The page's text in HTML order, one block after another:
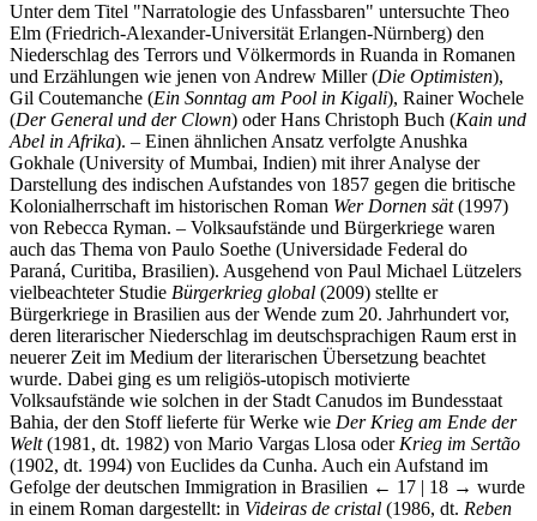
Unter dem Titel "Narratologie des Unfassbaren" untersuchte Theo
Elm (Friedrich-Alexander-Universität Erlangen-Nürnberg) den
Niederschlag des Terrors und Völkermords in Ruanda in Romanen
und Erzählungen wie jenen von Andrew Miller (Die Optimisten),
Gil Coutemanche (Ein Sonntag am Pool in Kigali), Rainer Wochele
(Der General und der Clown) oder Hans Christoph Buch (Kain und
Abel in Afrika). – Einen ähnlichen Ansatz verfolgte Anushka
Gokhale (University of Mumbai, Indien) mit ihrer Analyse der
Darstellung des indischen Aufstandes von 1857 gegen die britische
Kolonialherrschaft im historischen Roman Wer Dornen sät(1997)
von Rebecca Ryman. – Volksaufstände und Bürgerkriege waren
auch das Thema von Paulo Soethe (Universidade Federal do
Paraná, Curitiba, Brasilien). Ausgehend von Paul Michael Lützelers
vielbeachteter Studie Bürgerkrieg global (2009) stellte er
Bürgerkriege in Brasilien aus der Wende zum 20. Jahrhundert vor,
deren literarischer Niederschlag im deutschsprachigen Raum erst in
neuerer Zeit im Medium der literarischen Übersetzung beachtet
wurde. Dabei ging es um religiös-utopisch motivierte
Volksaufstände wie solchen in der Stadt Canudos im Bundesstaat
Bahia, der den Stoff lieferte für Werke wie Der Krieg am Ende der
Welt(1981, dt. 1982) von Mario Vargas Llosa oder Krieg im Sertão
(1902, dt. 1994) von Euclides da Cunha. Auch ein Aufstand im
Gefolge der deutschen Immigration in Brasilien ← 17 | 18 → wurde
in einem Roman dargestellt: in Videiras de cristal (1986, dt. Reben